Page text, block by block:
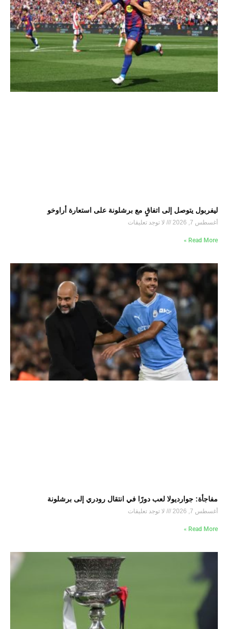
ليفربول يتوصل إلى اتفاقٍ مع برشلونة على استعارة أراوخو
أغسطس 7, 2026 لا توجد تعليقات
Read More »
مفاجأة: جوارديولا لعب دورًا في انتقال رودري إلى برشلونة
أغسطس 7, 2026 لا توجد تعليقات
Read More »